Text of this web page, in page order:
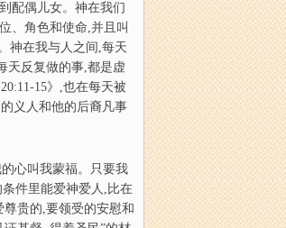
配偶儿女。神在我们
、角色和使命,并且叫
神在我与人之间,每天
天反复做的事,都是虚
15》,也在每天被
义人和他的后裔凡事
心叫我蒙福。只要我
件里能爱神爱人,比在
贵的,要领受的安慰和